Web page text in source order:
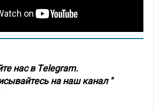
нас в Тelegram.
на наш канал "